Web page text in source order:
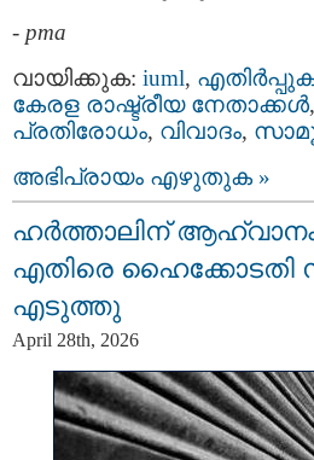
- pma
വായിക്കുക: iuml,
കേരള രാഷ്ട്രീയ നേതാക്കള്‍,
പ്രതിരോധം, വിവാദം,
അഭിപ്രായം എഴുതുക »
ഹര്‍ത്താലിന്
എതിരെ ഹൈക്കോടതി
എടുത്തു
April 28th, 2026